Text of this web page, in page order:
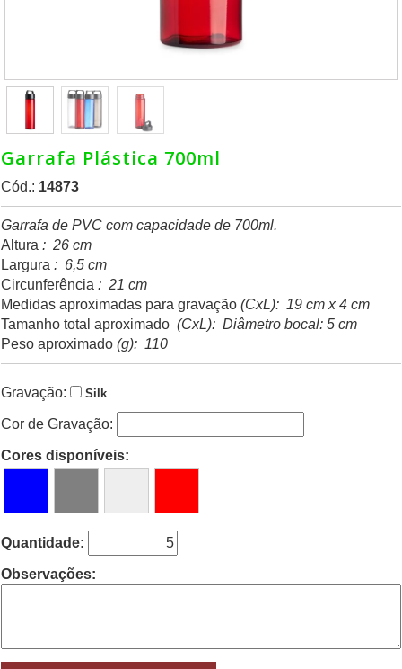
Garrafa Plástica 700ml
Cód.: 14873
Garrafa de PVC com capacidade de 700ml.
Altura : 26 cm
Largura : 6,5 cm
Circunferência : 21 cm
Medidas aproximadas para gravação (CxL): 19 cm x 4 cm
Tamanho total aproximado (CxL): Diâmetro bocal: 5 cm
Peso aproximado (g): 110
Gravação: Silk
Cor de Gravação:
Cores disponíveis:
Quantidade:
Observações: